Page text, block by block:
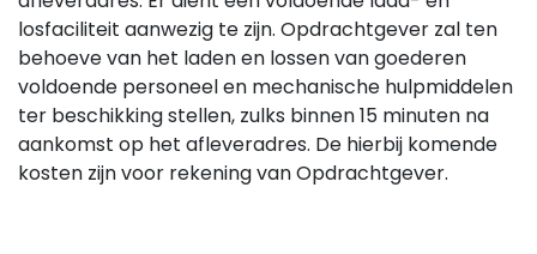
losfaciliteit aanwezig te zijn. Opdrachtgever zal ten
behoeve van het laden en lossen van goederen
voldoende personeel en mechanische hulpmiddelen
ter beschikking stellen, zulks binnen 15 minuten na
aankomst op het afleveradres. De hierbij komende
kosten zijn voor rekening van Opdrachtgever.